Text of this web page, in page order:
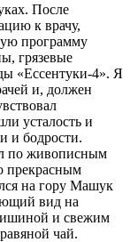
После
к врачу,
программу
грязевые
«Ессентуки-4». Я
и, должен
усталость и
и бодрости.
по живописным
прекрасным
на гору Машук
вид на
и свежим
чай.